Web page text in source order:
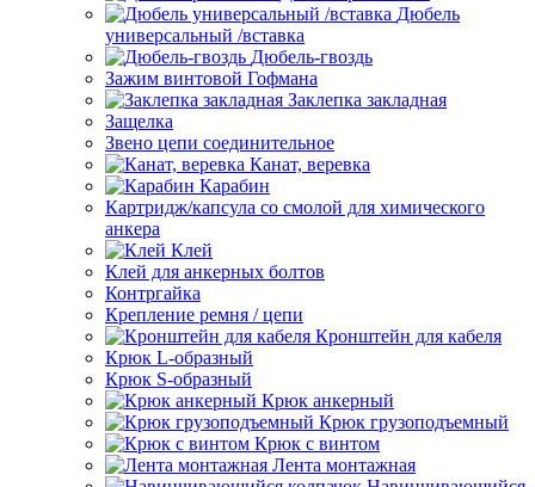
Дюбель
универсальный /вставка
Дюбель-гвоздь
Зажим винтовой Гофмана
Заклепка закладная
Защелка
Звено цепи соединительное
Канат, веревка
Карабин
Картридж/капсула со смолой для химического
анкера
Клей
Клей для анкерных болтов
Контргайка
Крепление ремня / цепи
Кронштейн для кабеля
Крюк L-образный
Крюк S-образный
Крюк анкерный
Крюк грузоподъемный
Крюк с винтом
Лента монтажная